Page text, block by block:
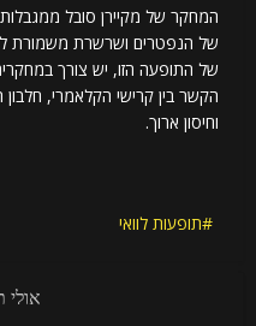
המחקר של מקיירן סובל
של הנפטרים ושרשרת משמורת
של התופעה הזו, יש צורך
הקשר בין קרישי הקלאמרי, חלבון
וחיסון ארוך.
תופעות לוואי
אולי